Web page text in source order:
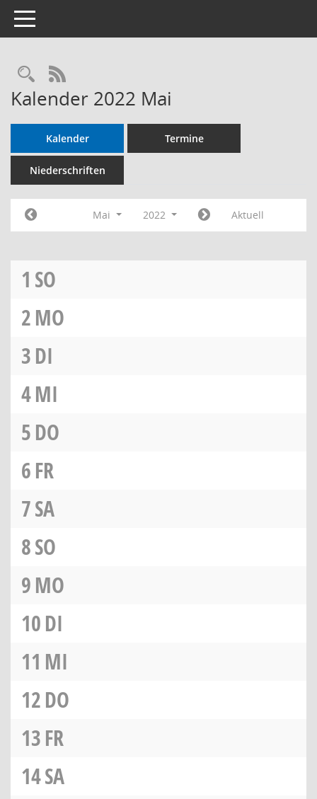
Toggle navigation
RSS-Feed
Kalender 2022 Mai
Kalender Termine
Niederschriften
Mai 2022 Aktuell
1 SO
2MO
3DI
4MI
5DO
6FR
7SA
8SO
9MO
10DI
11 MI
12DO
13FR
14SA